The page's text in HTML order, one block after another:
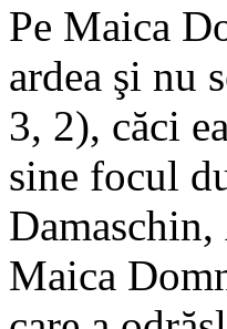
Pe Maica
ardea şi nu
3, 2), căci
sine focul
Damaschin,
Maica